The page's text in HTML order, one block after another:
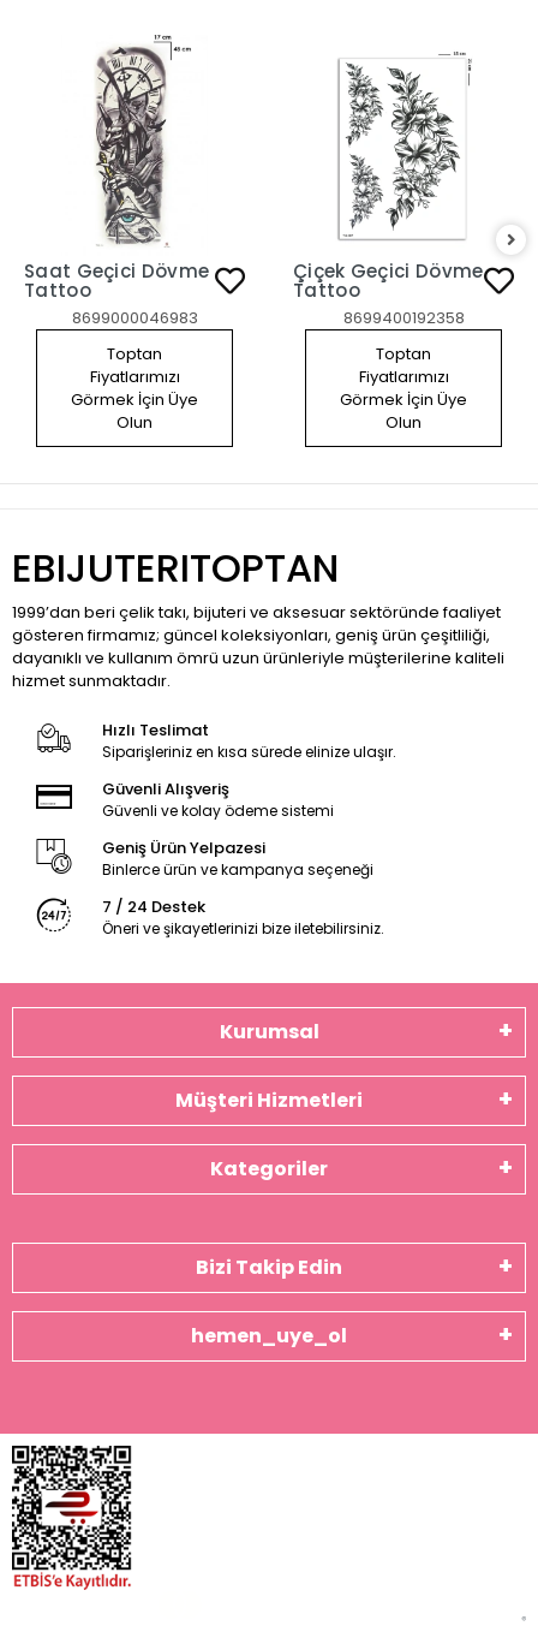
Saat Geçici Dövme
Tattoo
8699000046983
Toptan
Fiyatlarımızı
Görmek İçin Üye
Olun
Çiçek Geçici Dövme
Tattoo
8699400192358
Toptan
Fiyatlarımızı
Görmek İçin Üye
Olun
EBIJUTERITOPTAN
1999’dan beri çelik takı, bijuteri ve aksesuar sektöründe faaliyet
gösteren firmamız; güncel koleksiyonları, geniş ürün çeşitliliği,
dayanıklı ve kullanım ömrü uzun ürünleriyle müşterilerine kaliteli
hizmet sunmaktadır.
Hızlı Teslimat
Siparişleriniz en kısa sürede elinize ulaşır.
Güvenli Alışveriş
Güvenli ve kolay ödeme sistemi
Geniş Ürün Yelpazesi
Binlerce ürün ve kampanya seçeneği
7 / 24 Destek
Öneri ve şikayetlerinizi bize iletebilirsiniz.
Kurumsal
Müşteri Hizmetleri
Kategoriler
Bizi Takip Edin
hemen_uye_ol